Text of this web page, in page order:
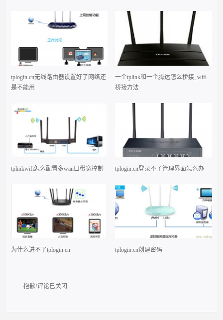
tplogin.cn无线路由器设置好了网络还
是不能用
一个tplink和一个腾达怎么桥接_wifi
桥接方法
tplinkwifi怎么配置多wan口带宽控制 tplogin.cn登录不了管理界面怎么办
为什么进不了tplogin.cn tplogin.cn创建密码
抱歉!评论已关闭.